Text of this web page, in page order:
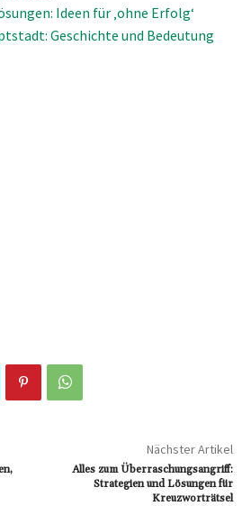
Ideen für ‚ohne Erfolg‘
Geschichte und Bedeutung
Nächster Artikel
Alles zum Überraschungsangriff:
Strategien und Lösungen für
Kreuzworträtsel